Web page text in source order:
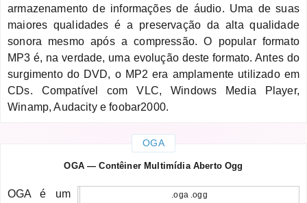
armazenamento de informações de áudio. Uma de suas
maiores qualidades é a preservação da alta qualidade
sonora mesmo após a compressão. O popular formato
MP3 é, na verdade, uma evolução deste formato. Antes do
surgimento do DVD, o MP2 era amplamente utilizado em
CDs. Compatível com VLC, Windows Media Player,
Winamp, Audacity e foobar2000.
OGA
OGA — Contêiner Multimídia Aberto Ogg
.oga .ogg
OGA é um